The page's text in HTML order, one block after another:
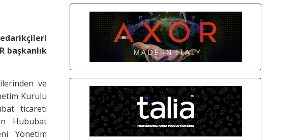
başkanlık
ve
Kurulu
ticareti
Hububat
Yönetim